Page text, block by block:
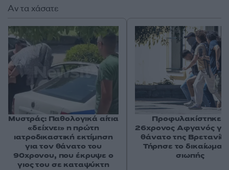
Αν τα χάσατε
Μυστράς: Παθολογικά αίτια
«δείχνει» η πρώτη
ιατροδικαστική εκτίμηση
για τον θάνατο του
90χρονου, που έκρυψε ο
γιος του σε καταψύκτη
Προφυλακίστηκε ο
26χρονος Αφγανός
θάνατο της
Τήρησε το δικαίωμα
σιωπής